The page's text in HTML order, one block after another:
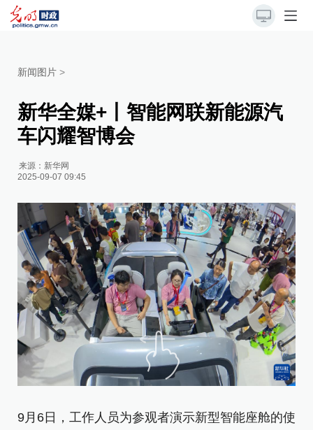
新闻图片 >
新华全媒+丨智能网联新能源汽
车闪耀智博会
来源： 新华网
2025-09-07 09:45
9月6日，工作人员为参观者演示新型智能座舱的使